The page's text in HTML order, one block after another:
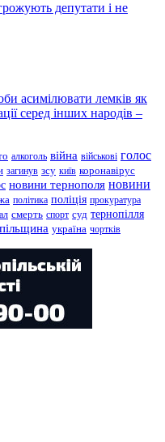
депутати і не
асимілювати лемків як
серед інших народів –
алкоголь війна військові голос
загинув зсу київ коронавірус
новини тернополя новини
політика поліція прокуратура
смерть спорт суд тернопілля
україна чортків